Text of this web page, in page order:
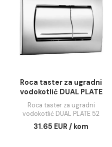
Roca taster za ugradni